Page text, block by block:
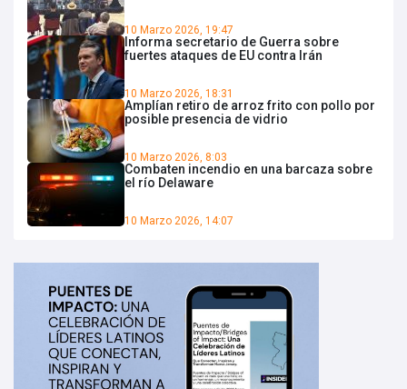
10 Marzo 2026, 19:47
Informa secretario de Guerra sobre
fuertes ataques de EU contra Irán
10 Marzo 2026, 18:31
Amplían retiro de arroz frito con pollo por
posible presencia de vidrio
10 Marzo 2026, 8:03
Combaten incendio en una barcaza sobre
el río Delaware
10 Marzo 2026, 14:07